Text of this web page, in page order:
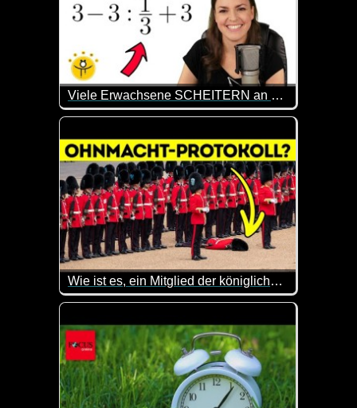
Viele Erwachsene SCHEITERN an dieser Aufgabe, du aber NICHT!
Weil es ab und zu mal wieder total interessant ist,
Wie ist es, ein Mitglied der königlichen Garde zu sein
Warst du schon mal am Buckingham Palace und